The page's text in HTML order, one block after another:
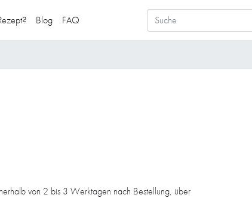
Blog FAQ
von 2 bis 3 Werktagen nach Bestellung, über